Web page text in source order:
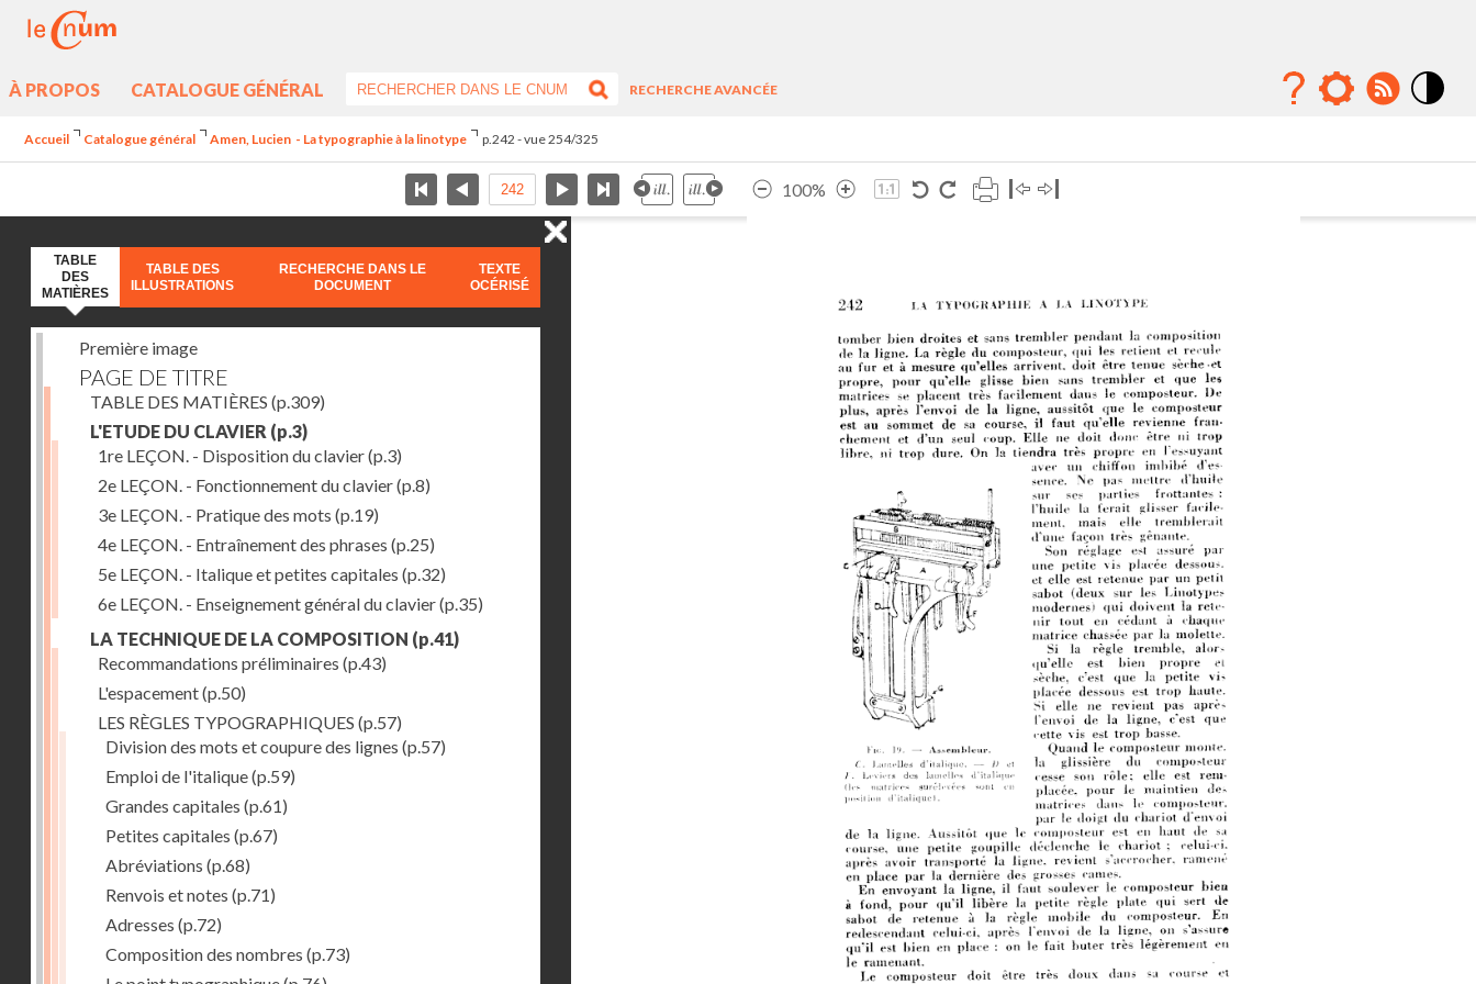
À PROPOS CATALOGUE GÉNÉRAL
RECHERCHE AVANCÉE
Accueil Catalogue général Amen, Lucien - La typographie à la linotype p.242 - vue 254/325
100%
TABLE
DES
MATIÈRES
TABLE DES
ILLUSTRATIONS
RECHERCHE DANS LE
DOCUMENT
TEXTE
OCÉRISÉ
Première image
PAGE DE TITRE
TABLE DES MATIÈRES (p.309)
L'ETUDE DU CLAVIER (p.3)
1re LEÇON. - Disposition du clavier(p.3)
2e LEÇON. - Fonctionnement du clavier(p.8)
3e LEÇON. - Pratique des mots (p.19)
4e LEÇON. - Entraînement des phrases (p.25)
5e LEÇON. - Italique et petites capitales (p.32)
6e LEÇON. - Enseignement général du clavier(p.35)
LA TECHNIQUE DE LA COMPOSITION (p.41)
Recommandations préliminaires (p.43)
L'espacement(p.50)
LES RÈGLES TYPOGRAPHIQUES (p.57)
Division des mots et coupure des lignes (p.57)
Emploi de l'italique(p.59)
Grandes capitales (p.61)
Petites capitales (p.67)
Abréviations (p.68)
Renvois et notes (p.71)
Adresses (p.72)
Composition des nombres (p.73)